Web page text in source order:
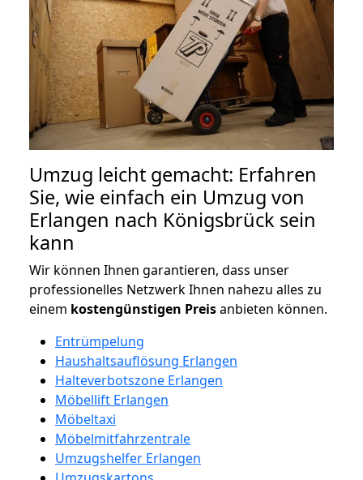
Umzug leicht gemacht: Erfahren
Sie, wie einfach ein Umzug von
Erlangen nach Königsbrück sein
kann
Wir können Ihnen garantieren, dass unser
professionelles Netzwerk Ihnen nahezu alles zu
einem kostengünstigen Preisanbieten können.
Entrümpelung
Haushaltsauflösung Erlangen
Halteverbotszone Erlangen
Möbellift Erlangen
Möbeltaxi
Möbelmitfahrzentrale
Umzugshelfer Erlangen